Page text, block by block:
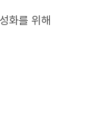
화를 위해